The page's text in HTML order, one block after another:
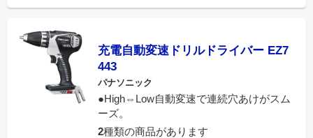
充電自動変速ドリルドライバー EZ7
443
パナソニック
●High⇔Low自動変速で連続穴あけがスム
ーズ。
2種類の商品があります